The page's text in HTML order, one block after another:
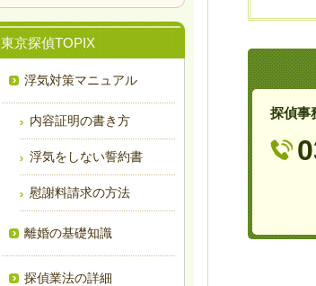
探偵事
東京探偵TOPIX
浮気対策マニュアル
内容証明の書き方
浮気をしない誓約書
慰謝料請求の方法
離婚の基礎知識
探偵業法の詳細